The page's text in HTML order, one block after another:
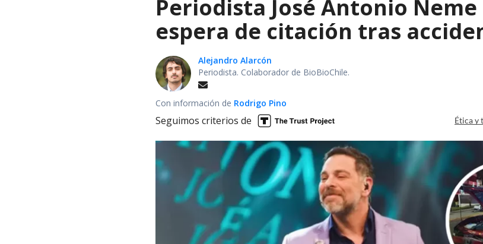
Periodista José Antonio
espera de citación tras
Alejandro Alarcón
Periodista. Colaborador de BioBioChile.
Con información de Rodrigo Pino
Seguimos criterios de Ética y